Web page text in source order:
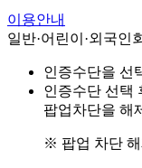
이용안내
일반·어린이·외국인
인증수단을 선
인증수단 선택
팝업차단을 해
※ 팝업 차단 해